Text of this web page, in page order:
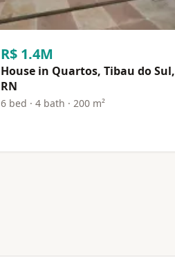
R$ 1.4M
House in Quartos, Tibau do Sul,
RN
6 bed · 4 bath · 200 m²